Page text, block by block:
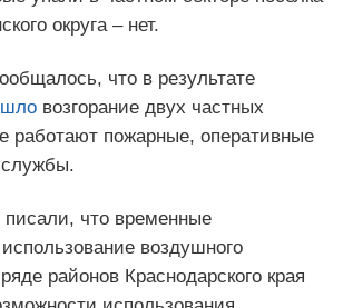
округа – нет.
что в результате
возгорание двух частных
работают пожарные, оперативные
что временные
воздушного
районов Краснодарского края